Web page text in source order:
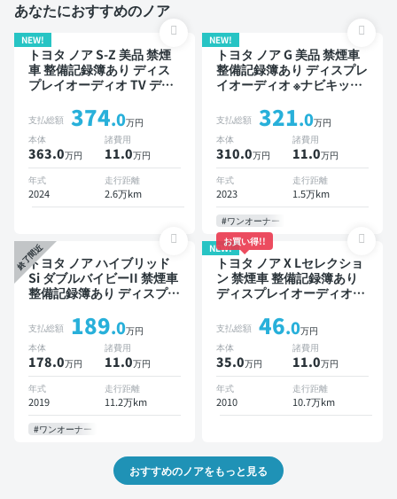
あなたにおすすめのノア
NEW!
トヨタ ノア S-Z 美品 禁煙
車 整備記録簿あり ディス
プレイオーディオ TV デジ
クルーズ 3列シート スマー
トキー ETC バックモニタ
ー ドライブレコーダー 衝
突軽減 両側電動スライドド
ア 7人乗り
支払総額 374.0万円
本体
363.0万円
諸費用
11.0万円
年式
2024
走行距離
2.6万km
NEW!
トヨタ ノア G 美品 禁煙車
整備記録簿あり ディスプレ
イオーディオ ※ナビキット
列シート スマートキー
ETC バックモニター 衝突
軽減 片側電動スライドドア
7人乗り
支払総額 321.0万円
本体
310.0万円
諸費用
11.0万円
年式
2023
走行距離
1.5万km
#ワンオーナー
終了間近
トヨタ ノア ハイブリッド
Si ダブルバイビーII 禁煙車
整備記録簿あり ディスプレ
あり TV 後席モニター オー
トクルーズ 3列シート スマ
ートキー ETC バックモニ
ター 衝突軽減 両側電動ス
ライドドア 7人乗り
支払総額 189.0万円
本体
178.0万円
諸費用
11.0万円
年式
2019
走行距離
11.2万km
#ワンオーナー
NEW!
お買い得!!
トヨタ ノア X Lセレクショ
ン 禁煙車 整備記録簿あり
ディスプレイオーディオ
スマートキー ETC 電動バ
ックドア バックモニター
両側電動スライドドア 8人
乗り
支払総額 46.0万円
本体
35.0万円
諸費用
11.0万円
年式
2010
走行距離
10.7万km
おすすめのノアをもっと見る